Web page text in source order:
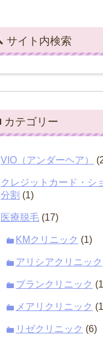
サイト内検索
カテゴリー
VIO（アンダーヘア）
クレジットカード・シ
分割 (1)
医療脱毛 (17)
KMクリニック (1)
アリシアクリニック
ブランクリニック
メアリクリニック
リゼクリニック (6)